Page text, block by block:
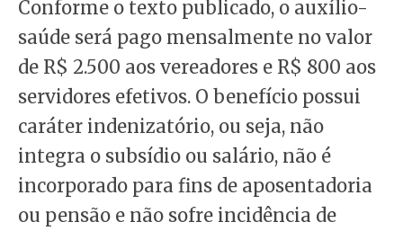
Conforme o texto publicado, o auxílio-
saúde será pago mensalmente no valor
de R$ 2.500 aos vereadores e R$ 800 aos
servidores efetivos. O benefício possui
caráter indenizatório, ou seja, não
integra o subsídio ou salário, não é
incorporado para fins de aposentadoria
ou pensão e não sofre incidência de